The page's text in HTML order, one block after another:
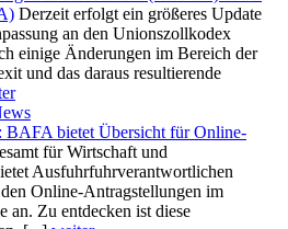
Derzeit erfolgt ein größeres Update
an den Unionszollkodex
einige Änderungen im Bereich der
und das daraus resultierende
BAFA bietet Übersicht für Online-
für Wirtschaft und
Ausfuhrfuhrverantwortlichen
Online-Antragstellungen im
an. Zu entdecken ist diese